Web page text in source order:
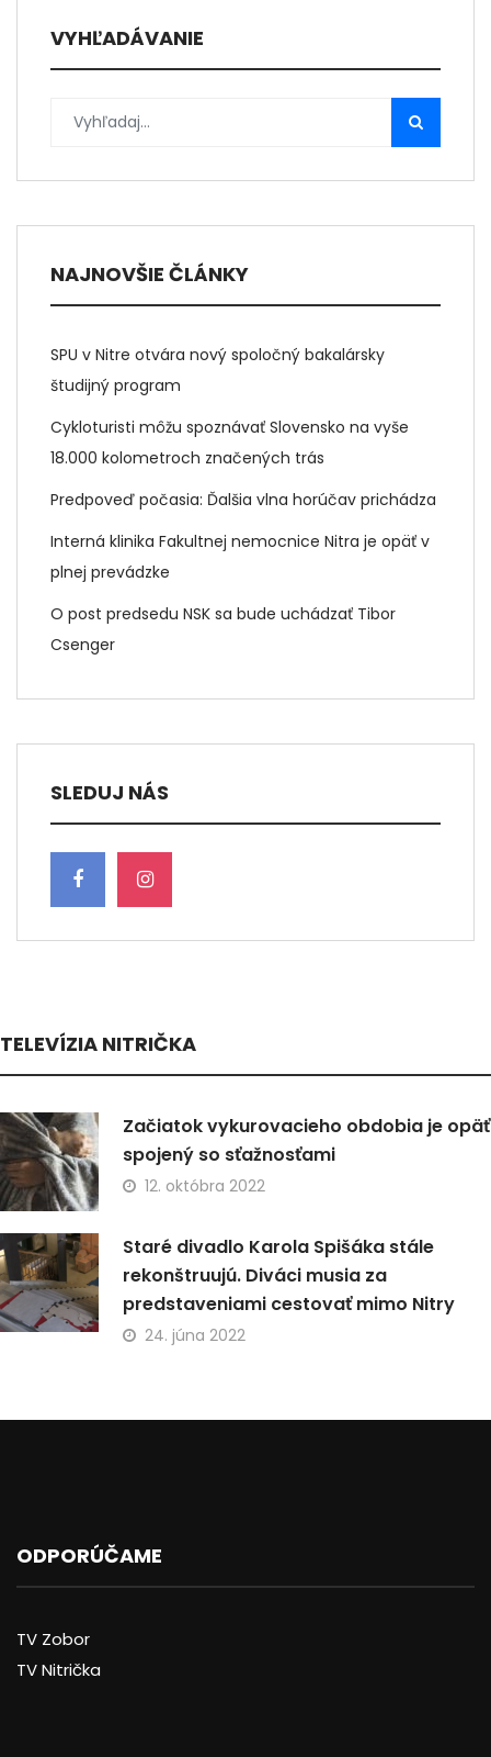
VYHĽADÁVANIE
NAJNOVŠIE ČLÁNKY
SPU v Nitre otvára nový spoločný bakalársky
študijný program
Cykloturisti môžu spoznávať Slovensko na vyše
18.000 kolometroch značených trás
Predpoveď počasia: Ďalšia vlna horúčav prichádza
Interná klinika Fakultnej nemocnice Nitra je opäť v
plnej prevádzke
O post predsedu NSK sa bude uchádzať Tibor
Csenger
SLEDUJ NÁS
TELEVÍZIA NITRIČKA
Začiatok vykurovacieho obdobia je opäť
spojený so sťažnosťami
12. októbra 2022
Staré divadlo Karola Spišáka stále
rekonštruujú. Diváci musia za
predstaveniami cestovať mimo Nitry
24. júna 2022
ODPORÚČAME
TV Zobor
TV Nitrička